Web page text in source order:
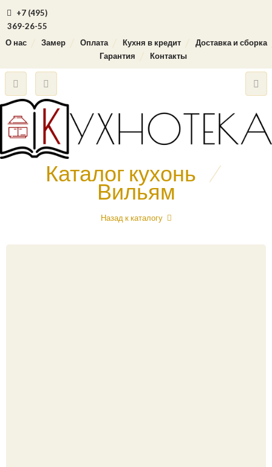
+7 (495)
369-26-55
О нас
Замер Оплата Кухня в кредит
Доставка и сборка
Гарантия
Контакты
Каталог кухонь /
Вильям
Назад к каталогу